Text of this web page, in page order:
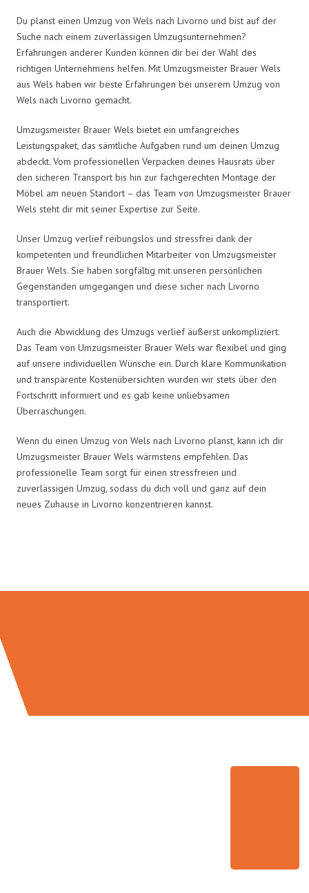
Du planst einen Umzug von Wels nach Livorno und bist auf der
Suche nach einem zuverlässigen Umzugsunternehmen?
Erfahrungen anderer Kunden können dir bei der Wahl des
richtigen Unternehmens helfen. Mit Umzugsmeister Brauer Wels
aus Wels haben wir beste Erfahrungen bei unserem Umzug von
Wels nach Livorno gemacht.
Umzugsmeister Brauer Wels bietet ein umfangreiches
Leistungspaket, das sämtliche Aufgaben rund um deinen Umzug
abdeckt. Vom professionellen Verpacken deines Hausrats über
den sicheren Transport bis hin zur fachgerechten Montage der
Möbel am neuen Standort – das Team von Umzugsmeister Brauer
Wels steht dir mit seiner Expertise zur Seite.
Unser Umzug verlief reibungslos und stressfrei dank der
kompetenten und freundlichen Mitarbeiter von Umzugsmeister
Brauer Wels. Sie haben sorgfältig mit unseren persönlichen
Gegenständen umgegangen und diese sicher nach Livorno
transportiert.
Auch die Abwicklung des Umzugs verlief äußerst unkompliziert.
Das Team von Umzugsmeister Brauer Wels war flexibel und ging
auf unsere individuellen Wünsche ein. Durch klare Kommunikation
und transparente Kostenübersichten wurden wir stets über den
Fortschritt informiert und es gab keine unliebsamen
Überraschungen.
Wenn du einen Umzug von Wels nach Livorno planst, kann ich dir
Umzugsmeister Brauer Wels wärmstens empfehlen. Das
professionelle Team sorgt für einen stressfreien und
zuverlässigen Umzug, sodass du dich voll und ganz auf dein
neues Zuhause in Livorno konzentrieren kannst.